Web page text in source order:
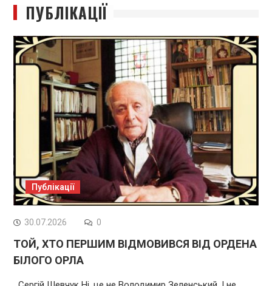
ПУБЛІКАЦІЇ
Публікації
30.07.2026 0
ТОЙ, ХТО ПЕРШИМ ВІДМОВИВСЯ ВІД ОРДЕНА
БІЛОГО ОРЛА